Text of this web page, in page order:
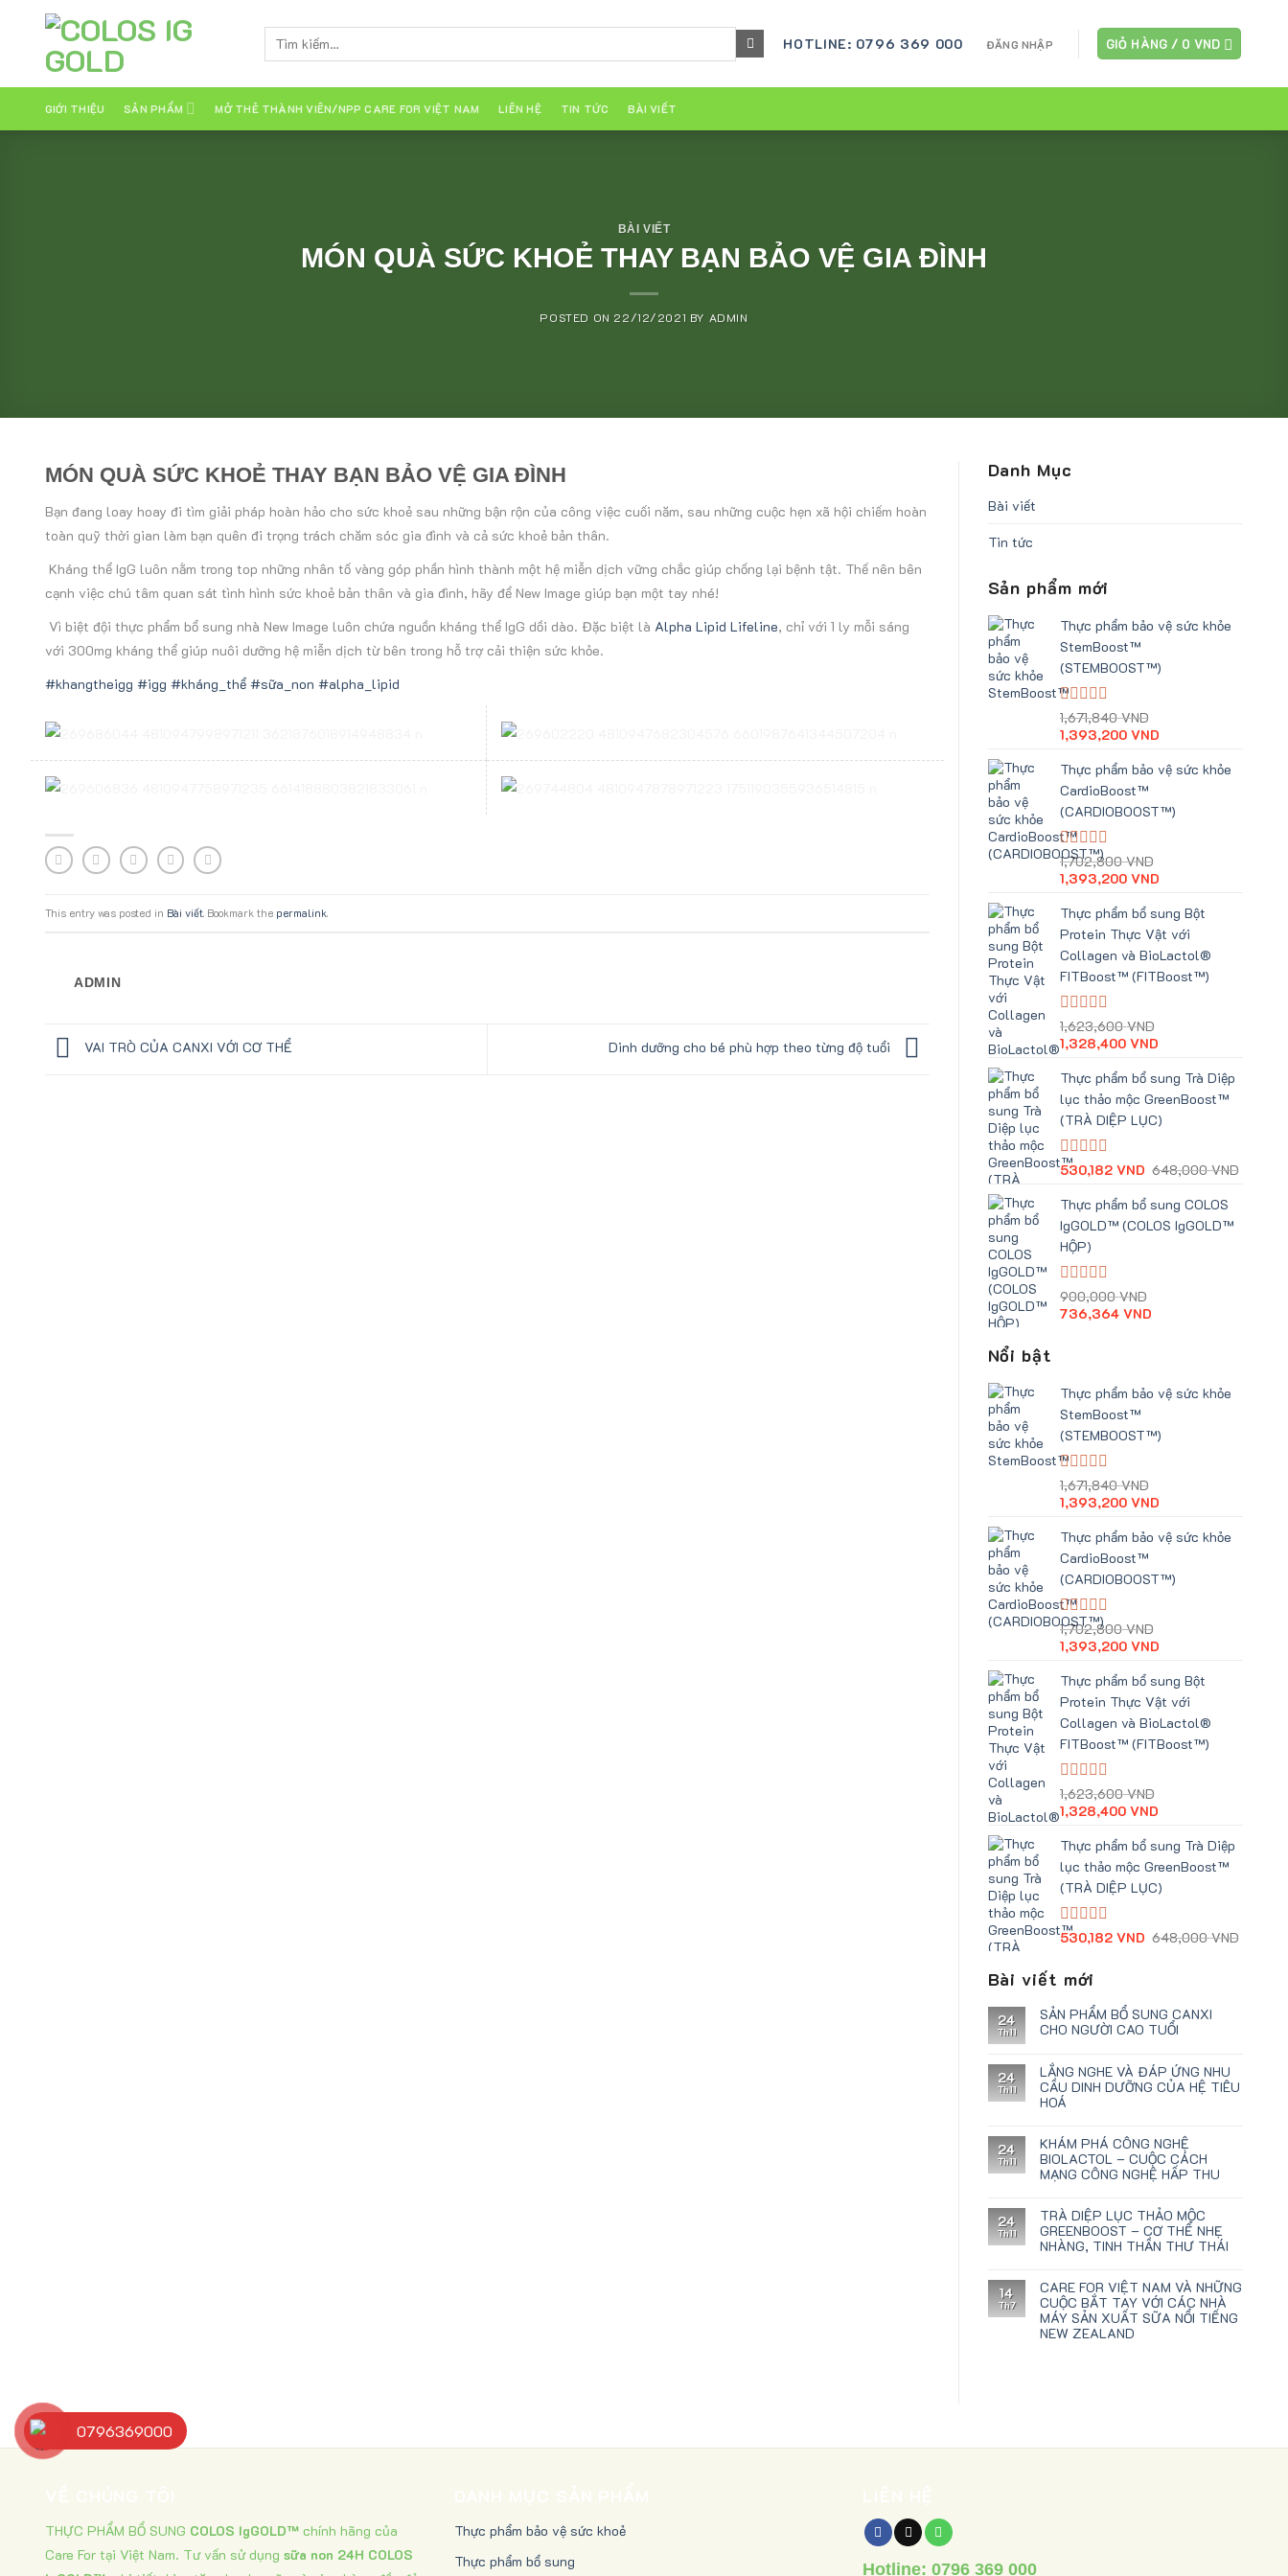
content
Tìm
kiếm:
HOTLINE: 0796 369 000 ĐĂNG NHẬP GIỎ HÀNG / 0 VND
GIỚI THIỆU SẢN PHẨM MỞ THẺ THÀNH VIÊN/NPP CARE FOR VIỆT NAM LIÊN HỆ TIN TỨC BÀI VIẾT
BÀI VIẾT
MÓN QUÀ SỨC KHOẺ THAY BẠN BẢO VỆ GIA ĐÌNH
POSTED ON 22/12/2021 BY ADMIN
MÓN QUÀ SỨC KHOẺ THAY BẠN BẢO VỆ GIA ĐÌNH
Bạn đang loay hoay đi tìm giải pháp hoàn hảo cho sức khoẻ sau những bận rộn của công việc cuối năm, sau những cuộc hẹn xã hội chiếm hoàn
toàn quỹ thời gian làm bạn quên đi trọng trách chăm sóc gia đình và cả sức khoẻ bản thân.
Kháng thể IgG luôn nằm trong top những nhân tố vàng góp phần hình thành một hệ miễn dịch vững chắc giúp chống lại bệnh tật. Thế nên bên
cạnh việc chú tâm quan sát tình hình sức khoẻ bản thân và gia đình, hãy để New Image giúp bạn một tay nhé!
Vì biệt đội thực phẩm bổ sung nhà New Image luôn chứa nguồn kháng thể IgG dồi dào. Đặc biệt là Alpha Lipid Lifeline, chỉ với 1 ly mỗi sáng
với 300mg kháng thể giúp nuôi dưỡng hệ miễn dịch từ bên trong hỗ trợ cải thiện sức khỏe.
#khangtheigg #igg #kháng_thể #sữa_non #alpha_lipid
This entry was posted in Bài viết. Bookmark the permalink.
ADMIN
VAI TRÒ CỦA CANXI VỚI CƠ THỂ Dinh dưỡng cho bé phù hợp theo từng độ tuổi
Danh Mục
Bài viết
Tin tức
Sản phẩm mới
Thực phẩm bảo vệ sức khỏe
StemBoost™
(STEMBOOST™)
Được
xếp
hạng
0
5
sao
1,671,840VND
gốc
1,671,840 VND.
1,393,200 VNDhiện
là:
Thực phẩm bảo vệ sức khỏe
CardioBoost™
(CARDIOBOOST™)
Được
xếp
hạng
0
5
sao
1,702,800VND
gốc
1,702,800 VND.
1,393,200 VNDhiện
là:
1,393,200 VND.
Thực phẩm bổ sung Bột
Protein Thực Vật với
Collagen và BioLactol®
FITBoost™ (FITBoost™)
Được
xếp
hạng
0
5
sao
1,623,600VND
gốc
1,623,600 VND.
1,328,400 VNDhiện
là:
1,328,400 VND.
Thực phẩm bổ sung Trà Diệp
lục thảo mộc GreenBoost™
(TRÀ DIỆP LỤC)
Được
hạng
0
5
sao
648,000VND
530,182 VND
Thực phẩm bổ sung COLOS
IgGOLD™ (COLOS IgGOLD™
HỘP)
Được
xếp
hạng
900,000VND
gốc
736,364 VNDhiện
Nổi bật
Thực phẩm bảo vệ sức khỏe
StemBoost™
(STEMBOOST™)
Được
xếp
hạng
0
5
sao
1,671,840VND
gốc
1,671,840 VND.
1,393,200 VNDhiện
là:
Thực phẩm bảo vệ sức khỏe
CardioBoost™
(CARDIOBOOST™)
Được
xếp
hạng
0
5
sao
1,702,800VND
gốc
1,702,800 VND.
1,393,200 VNDhiện
là:
1,393,200 VND.
Thực phẩm bổ sung Bột
Protein Thực Vật với
Collagen và BioLactol®
FITBoost™ (FITBoost™)
Được
xếp
hạng
0
5
sao
1,623,600VND
gốc
1,623,600 VND.
1,328,400 VNDhiện
là:
1,328,400 VND.
Thực phẩm bổ sung Trà Diệp
lục thảo mộc GreenBoost™
(TRÀ DIỆP LỤC)
Được
0
sao
648,000VND
530,182 VND
Bài viết mới
24
Th11
SẢN PHẨM BỔ SUNG CANXI
CHO NGƯỜI CAO TUỔI
24
Th11
LẮNG NGHE VÀ ĐÁP ỨNG NHU
CẦU DINH DƯỠNG CỦA HỆ TIÊU
HOÁ
24
Th11
KHÁM PHÁ CÔNG NGHỆ
BIOLACTOL – CUỘC CÁCH
MẠNG CÔNG NGHỆ HẤP THU
24
Th11
TRÀ DIỆP LỤC THẢO MỘC
GREENBOOST – CƠ THỂ NHẸ
NHÀNG, TINH THẦN THƯ THÁI
14
Th7
CARE FOR VIỆT NAM VÀ NHỮNG
CUỘC BẮT TAY VỚI CÁC NHÀ
MÁY SẢN XUẤT SỮA NỔI TIẾNG
NEW ZEALAND
THỰC PHẨM BỔ SUNG COLOS IgGOLD™ chính hãng của
Care For tại Việt Nam. Tư vấn sử dụng sữa non 24H COLOS
Thực phẩm bảo vệ sức khoẻ
Thực phẩm bổ sung
Hotline:0796 369 000
0796369000